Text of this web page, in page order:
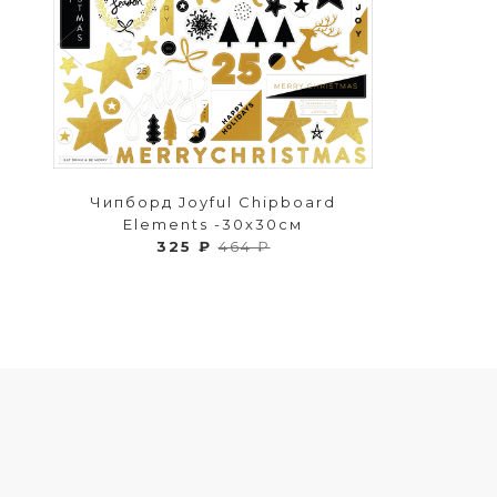
Чипборд Joyful Chipboard
Elements -30х30см
325 ₽464 ₽